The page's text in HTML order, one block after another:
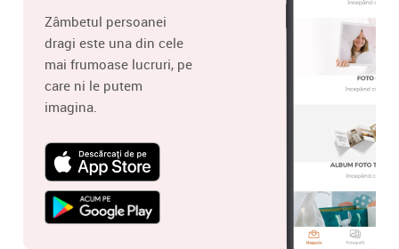
Zâmbetul persoanei
dragi este una din cele
mai frumoase lucruri, pe
care ni le putem
imagina.